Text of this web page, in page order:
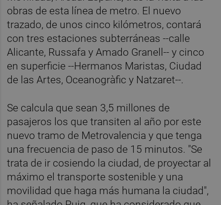
obras de esta línea de metro. El nuevo
trazado, de unos cinco kilómetros, contará
con tres estaciones subterráneas --calle
Alicante, Russafa y Amado Granell-- y cinco
en superficie --Hermanos Maristas, Ciudad
de las Artes, Oceanogràfic y Natzaret--.
Se calcula que sean 3,5 millones de
pasajeros los que transiten al año por este
nuevo tramo de Metrovalencia y que tenga
una frecuencia de paso de 15 minutos. "Se
trata de ir cosiendo la ciudad, de proyectar al
máximo el transporte sostenible y una
movilidad que haga más humana la ciudad",